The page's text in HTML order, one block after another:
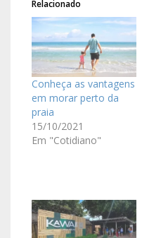
Relacionado
Conheça as vantagens
em morar perto da
praia
15/10/2021
Em "Cotidiano"